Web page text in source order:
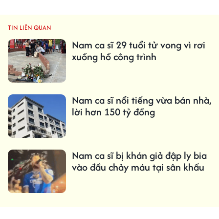
TIN LIÊN QUAN
Nam ca sĩ 29 tuổi tử vong vì rơi
xuống hố công trình
Nam ca sĩ nổi tiếng vừa bán nhà,
lời hơn 150 tỷ đồng
Nam ca sĩ bị khán giả đập ly bia
vào đầu chảy máu tại sân khấu